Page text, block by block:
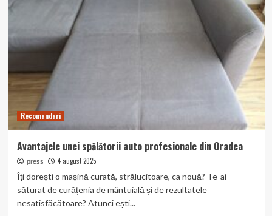
advertorial
SEO
Recomandari
Avantajele unei spălătorii auto profesionale din Oradea
press 4 august 2025
Îți dorești o mașină curată, strălucitoare, ca nouă? Te-ai
săturat de curățenia de mântuială și de rezultatele
nesatisfăcătoare? Atunci ești...